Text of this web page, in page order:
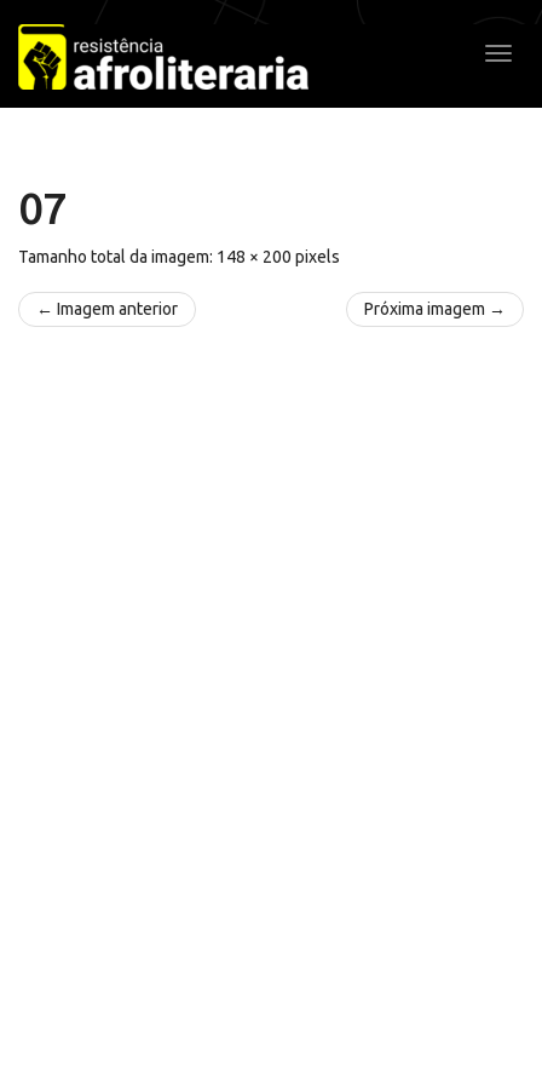
Pular
para
o
conteúdo
07
Tamanho total da imagem: 148 × 200 pixels
← Imagem anterior Próxima imagem →